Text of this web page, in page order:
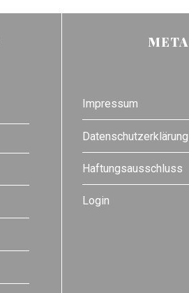
META
Impressum
Datenschutzerklärung
Haftungsausschluss
Login